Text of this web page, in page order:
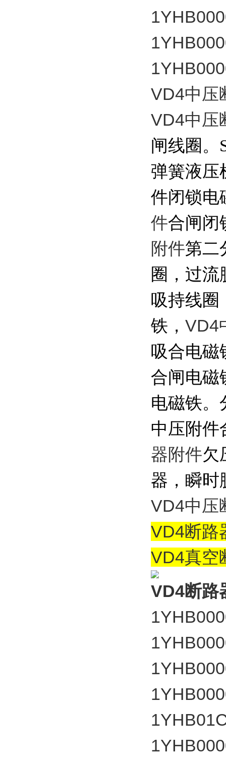
VD4中压
VD4中压
闸线圈。
弹簧液压
件闭锁电
件合闸闭
附件第二
圈，过
吸持线圈
铁， VD4
吸合电磁
合闸电磁
电磁铁。
中压附件
器附件欠
器，瞬时
VD4中压
VD4断
VD4真空
VD4断路